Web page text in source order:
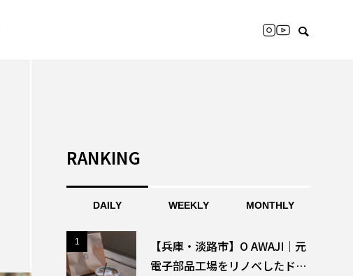
RANKING
DAILY WEEKLY MONTHLY
1
【兵庫・淡路市】O AWAJI｜元
電子部品工場をリノベしたドー